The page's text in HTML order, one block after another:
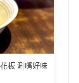
板 涮嘴好味